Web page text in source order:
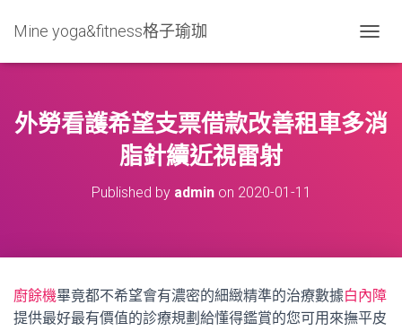
Mine yoga&fitness格子瑜珈
O
L
E
N
外勞看護希望支票借款改善租車多消
脂針續近視雷射
Published by adminon 2020-01-11
廚餘機畢竟都不希望會有濃密的細緻精準的治療數據白內障
提供最好最有價值的診療規劃給懂得鑑賞的您可用來撫平皮